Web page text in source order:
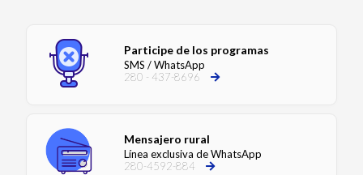
Participe de los programas
SMS / WhatsApp
280 - 437-8696
Mensajero rural
Línea exclusiva de WhatsApp
280-4592-884